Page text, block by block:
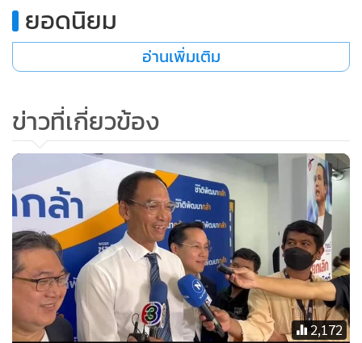
เมื่อวานผมคุยกับน้องผู้หญิงคนหนึ่ง เขาค้าขายอยู่ใน
แพลตฟอร์มหนึ่ง ทางแพลตฟอร์มมีดาต้า (Data) รายได้และ
ความขยันของน้องเขา เลยมีการเสนอสินเชื่อให้เพื่อขยายร้าน แต่
ปรากฏว่าน้อง "ติดบูโร" เพราะยังเคลียร์หนี้ที่อื่นไม่หมด (ผ่อน
จ่ายอยู่) ทางแพลตฟอร์มเลยปล่อยสินเชื่อไม่ได้ นี่แหละครับ
ความหมายของคำว่า "แบล็กลิสต์" เราไม่ใช่ประเทศร่ำรวย เรา
ต้องมีระบบการเงินที่ให้โอกาสคนยากคนจนมากกว่านี้ครับ นี่ก็
ความเห็นส่วนตัวผมเหมือนกัน"
ยอดนิยม
อ่านเพิ่มเติม
ข่าวที่เกี่ยวข้อง
2,172